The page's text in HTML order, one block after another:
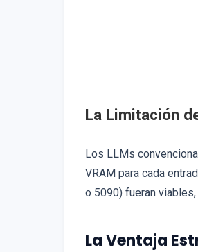
La Limitación
Los LLMs
VRAM para cada
o 5090) fueran
La Ventaja